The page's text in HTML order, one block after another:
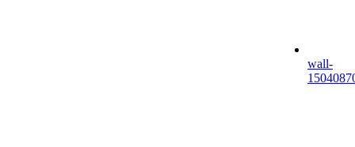
wall-